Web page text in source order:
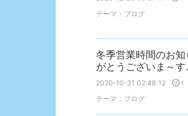
テーマ： ブログ
冬季営業時間のお
がとうございま～
2020-10-31 02:48:12 1
テーマ： ブログ